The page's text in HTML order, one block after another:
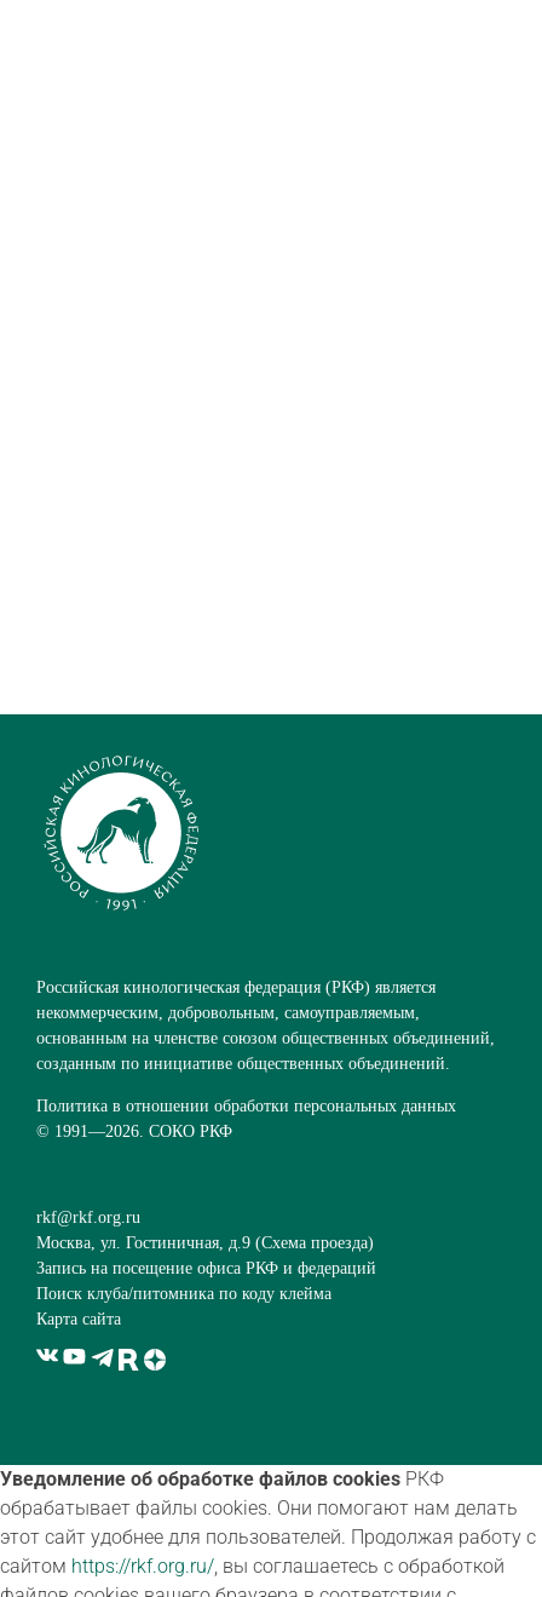
Российская кинологическая федерация (РКФ) является
некоммерческим, добровольным, самоуправляемым,
основанным на членстве союзом общественных объединений,
созданным по инициативе общественных объединений.
Политика в отношении обработки персональных данных
© 1991—2026. СОКО РКФ
rkf@rkf.org.ru
Москва, ул. Гостиничная, д.9 (Схема проезда)
Запись на посещение офиса РКФ и федераций
Поиск клуба/питомника по коду клейма
Карта сайта
Уведомление об обработке файлов cookies РКФ
обрабатывает файлы cookies. Они помогают нам делать
этот сайт удобнее для пользователей. Продолжая работу с
сайтом https://rkf.org.ru/, вы соглашаетесь с обработкой